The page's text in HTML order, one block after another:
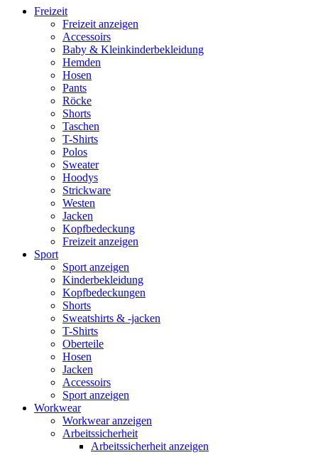
Freizeit
Freizeit anzeigen
Accessoirs
Baby & Kleinkinderbekleidung
Hemden
Hosen
Pants
Röcke
Shorts
Taschen
T-Shirts
Polos
Sweater
Hoodys
Strickware
Westen
Jacken
Kopfbedeckung
Freizeit anzeigen
Sport
Sport anzeigen
Kinderbekleidung
Kopfbedeckungen
Shorts
Sweatshirts & -jacken
T-Shirts
Oberteile
Hosen
Jacken
Accessoirs
Sport anzeigen
Workwear
Workwear anzeigen
Arbeitssicherheit
Arbeitssicherheit anzeigen